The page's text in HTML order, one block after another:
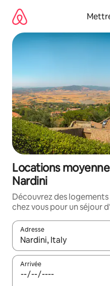
directement
contenu
Locations
Nardini
Découvrez des
chez vous pour un séjour
Adresse
Lorsque les résultats
Arrivée